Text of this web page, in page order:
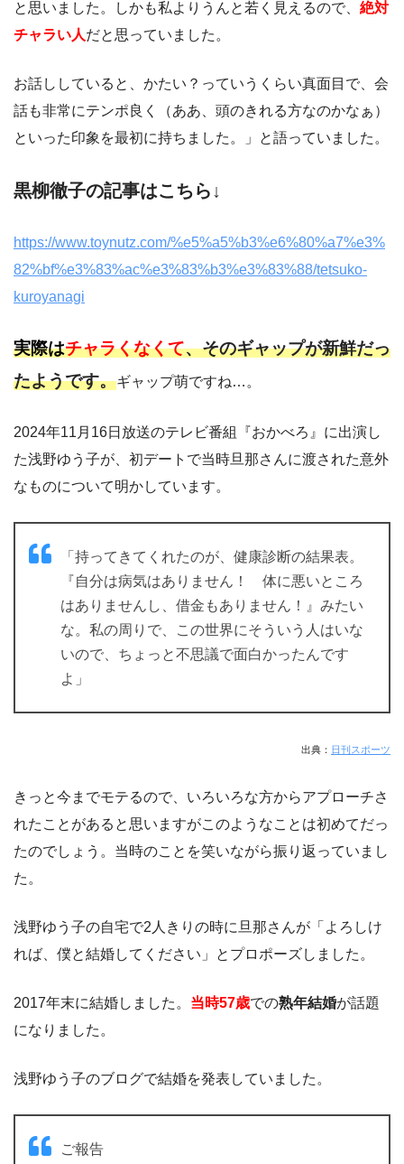
と思いました。しかも私よりうんと若く見えるので、 絶対
チャラい人だと思っていました。
お話ししていると、かたい？っていうくらい真面目で、会
話も非常にテンポ良く（ああ、頭のきれる方なのかなぁ）
といった印象を最初に持ちました。」と語っていました。
黒柳徹子の記事はこちら↓
https://www.toynutz.com/%e5%a5%b3%e6%80%a7%e3%
82%bf%e3%83%ac%e3%83%b3%e3%83%88/tetsuko-
kuroyanagi
実際はチャラくなくて、そのギャップが新鮮だっ
たようです。ギャップ萌ですね…。
2024年11月16日放送のテレビ番組『おかべろ』に出演し
た浅野ゆう子が、初デートで当時旦那さんに渡された意外
なものについて明かしています。
「持ってきてくれたのが、健康診断の結果表。
『自分は病気はありません！ 体に悪いところ
はありませんし、借金もありません！』みたい
な。私の周りで、この世界にそういう人はいな
いので、ちょっと不思議で面白かったんです
よ」
出典： 日刊スポーツ
きっと今までモテるので、いろいろな方からアプローチさ
れたことがあると思いますがこのようなことは初めてだっ
たのでしょう。当時のことを笑いながら振り返っていまし
た。
浅野ゆう子の自宅で2人きりの時に旦那さんが「よろしけ
れば、僕と結婚してください」とプロポーズしました。
2017年末に結婚しました。 当時57歳での熟年結婚が話題
になりました。
浅野ゆう子のブログで結婚を発表していました。
ご報告